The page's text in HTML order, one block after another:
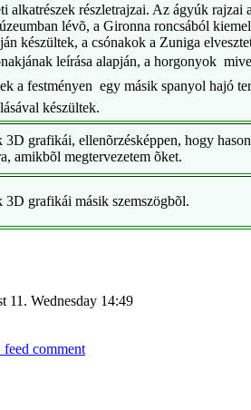
alkatrészek részletrajzai. Az ágyúk rajzai
lévõ, a Gironna roncsából
készültek, a csónakok a Zuniga
leírása alapján, a horgonyok 
a festményen  egy másik spanyol hajó
készültek.
3D grafikái, ellenõrzésképpen, hogy
amikbõl megtervezetem õket.
3D grafikái másik szemszögbõl.
11. Wednesday 14:49